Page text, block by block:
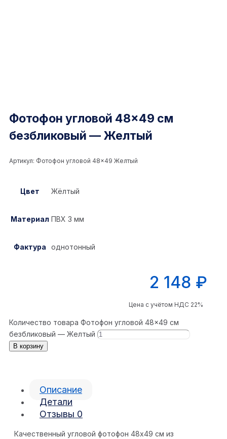
Фотофон угловой 48×49 см
безбликовый — Желтый
Артикул: Фотофон угловой 48×49 Желтый
Цвет Жёлтый
Материал ПВХ 3 мм
Фактура однотонный
2 148 ₽
Цена с учётом НДС 22%
Количество товара Фотофон угловой 48×49 см
безбликовый — Желтый
В корзину
Описание
Детали
Отзывы 0
Качественный угловой фотофон 48х49 см из